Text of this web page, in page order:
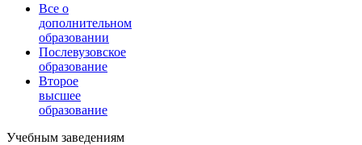
Все о
дополнительном
образовании
Послевузовское
образование
Второе
высшее
образование
Учебным заведениям